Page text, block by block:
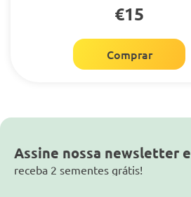
€15
Comprar
Assine nossa newsletter e
receba 2 sementes grátis!